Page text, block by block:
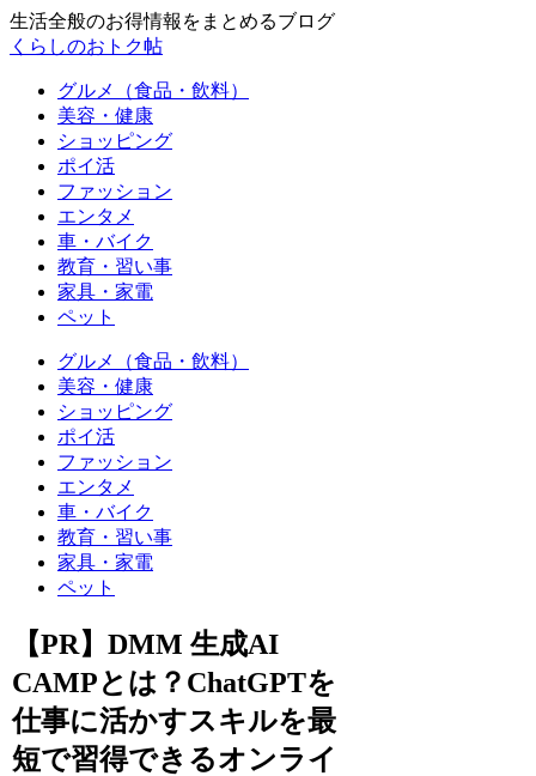
生活全般のお得情報をまとめるブログ
くらしのおトク帖
グルメ（食品・飲料）
美容・健康
ショッピング
ポイ活
ファッション
エンタメ
車・バイク
教育・習い事
家具・家電
ペット
グルメ（食品・飲料）
美容・健康
ショッピング
ポイ活
ファッション
エンタメ
車・バイク
教育・習い事
家具・家電
ペット
【PR】DMM 生成AI
CAMPとは？ChatGPTを
仕事に活かすスキルを最
短で習得できるオンライ